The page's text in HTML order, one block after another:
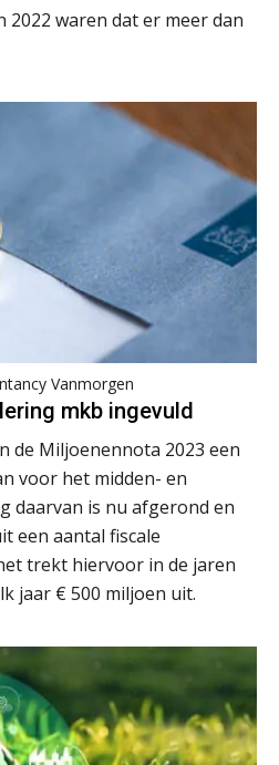
2022 waren dat er meer dan
Vanmorgen
mkb ingevuld
de Miljoenennota 2023 een
voor het midden- en
daarvan is nu afgerond en
een aantal fiscale
trekt hiervoor in de jaren
jaar € 500 miljoen uit.
pensioenen voor de
Verstoorde arbeidsrelatie als
ontslaggrond: zo begeleid je jouw
Nederlanders in de knel
door Amerikaanse belastingwet
functiegemak van de INT bij
over en aangiften van erf-
schenkbelasting.
Zomer. Tijd om je loopbaan onder
Q Home: DAC7-compliant opschalen
vakantiewoningen
signalen dat jouw relatiebeheer
meer werkt (en hoe je dat oplost)
bij de ondernemer
Wwft naar AMLR: wat verandert
in 2027?